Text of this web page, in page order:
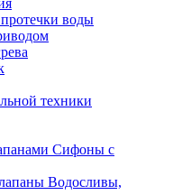
воды
техники
Сифоны с
Водосливы,